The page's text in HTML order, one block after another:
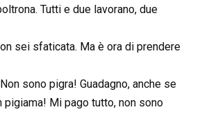
Tutti e due lavorano, due
sei sfaticata. Ma è ora di prendere
sono pigra! Guadagno, anche se
pigiama! Mi pago tutto, non sono